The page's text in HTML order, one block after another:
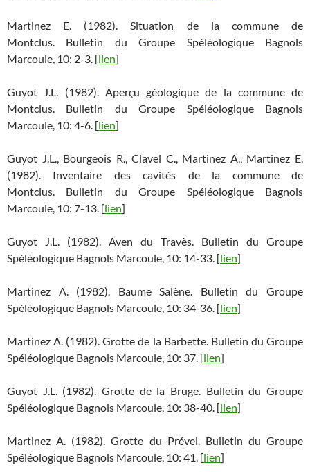
Martinez E. (1982). Situation de la commune de
Montclus. Bulletin du Groupe Spéléologique Bagnols
Marcoule, 10: 2-3. [lien]
Guyot J.L. (1982). Aperçu géologique de la commune de
Montclus. Bulletin du Groupe Spéléologique Bagnols
Marcoule, 10: 4-6. [lien]
Guyot J.L., Bourgeois R., Clavel C., Martinez A., Martinez E.
(1982). Inventaire des cavités de la commune de
Montclus. Bulletin du Groupe Spéléologique Bagnols
Marcoule, 10: 7-13. [lien]
Guyot J.L. (1982). Aven du Travès. Bulletin du Groupe
Spéléologique Bagnols Marcoule, 10: 14-33. [lien]
Martinez A. (1982). Baume Salène. Bulletin du Groupe
Spéléologique Bagnols Marcoule, 10: 34-36. [lien]
Martinez A. (1982). Grotte de la Barbette. Bulletin du Groupe
Spéléologique Bagnols Marcoule, 10: 37. [lien]
Guyot J.L. (1982). Grotte de la Bruge. Bulletin du Groupe
Spéléologique Bagnols Marcoule, 10: 38-40. [lien]
Martinez A. (1982). Grotte du Prével. Bulletin du Groupe
Spéléologique Bagnols Marcoule, 10: 41. [lien]